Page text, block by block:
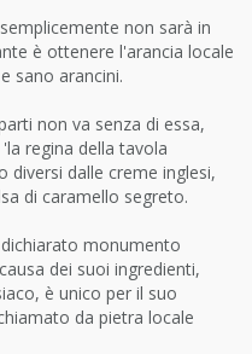
non sarà in
è ottenere l'arancia locale
sano arancini.
non va senza di essa,
regina della tavola
diversi dalle creme inglesi,
di caramello segreto.
monumento
dei suoi ingredienti,
è unico per il suo
da pietra locale